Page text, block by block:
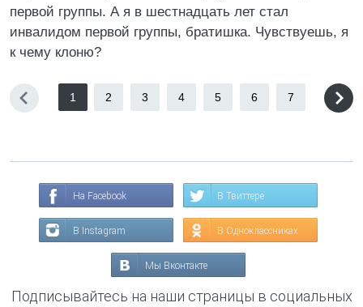
первой группы. А я в шестнадцать лет стал
инвалидом первой группы, братишка. Чувствуешь, я
к чему клоню?
1 2 3 4 5 6 7
На Facebook В Твиттере
В Instagram В Одноклассниках
Мы Вконтакте
Подписывайтесь на наши страницы в социальных